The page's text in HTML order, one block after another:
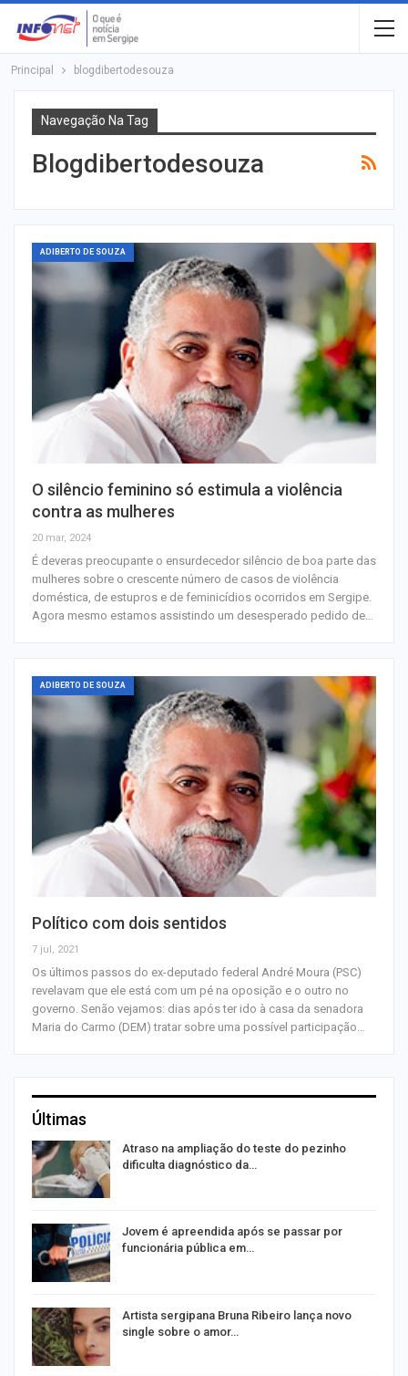
Principal blogdibertodesouza
Navegação Na Tag
Blogdibertodesouza
ADIBERTO DE SOUZA
O silêncio feminino só estimula a violência
contra as mulheres
20 mar, 2024
É deveras preocupante o ensurdecedor silêncio de boa parte das
mulheres sobre o crescente número de casos de violência
doméstica, de estupros e de feminicídios ocorridos em Sergipe.
Agora mesmo estamos assistindo um desesperado pedido de…
ADIBERTO DE SOUZA
Político com dois sentidos
7 jul, 2021
Os últimos passos do ex-deputado federal André Moura (PSC)
revelavam que ele está com um pé na oposição e o outro no
governo. Senão vejamos: dias após ter ido à casa da senadora
Maria do Carmo (DEM) tratar sobre uma possível participação…
Últimas
Atraso na ampliação do teste do pezinho
dificulta diagnóstico da…
Jovem é apreendida após se passar por
funcionária pública em…
Artista sergipana Bruna Ribeiro lança novo
single sobre o amor…